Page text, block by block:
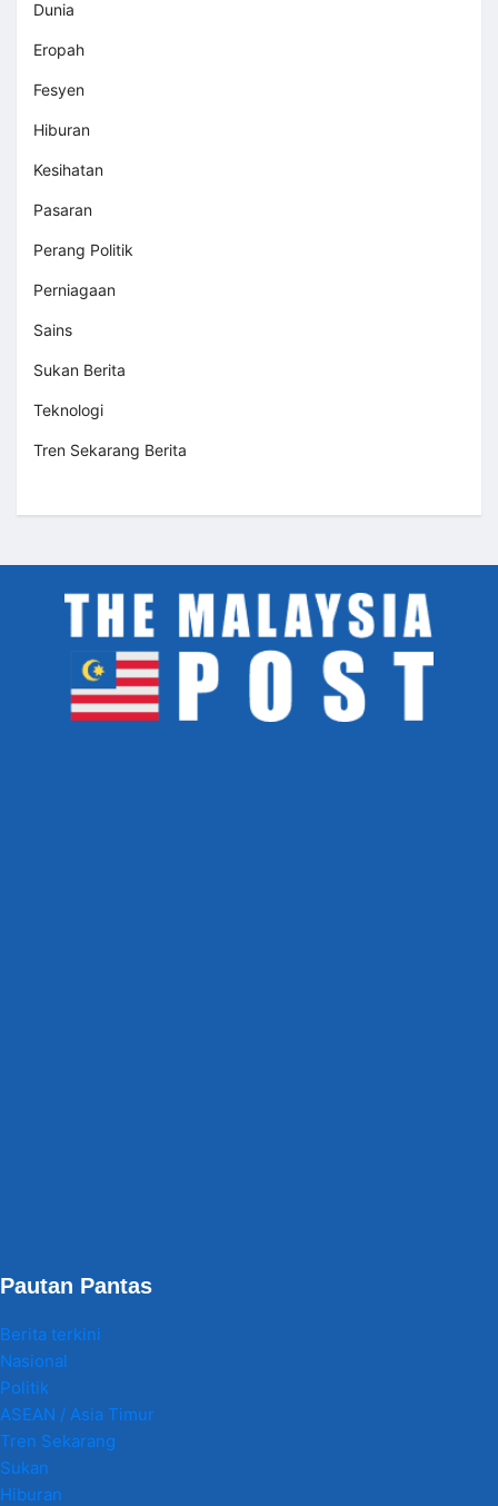
Dunia
Eropah
Fesyen
Hiburan
Kesihatan
Pasaran
Perang Politik
Perniagaan
Sains
Sukan Berita
Teknologi
Tren Sekarang Berita
Pautan Pantas
Berita terkini
Nasional
Politik
ASEAN / Asia Timur
Tren Sekarang
Sukan
Hiburan